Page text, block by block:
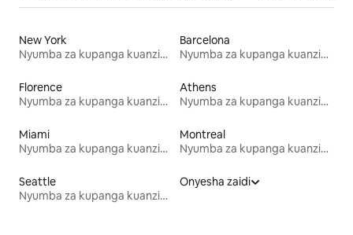
New York
Nyumba za kupanga kuanzia mwezi mmoja
Barcelona
Nyumba za kupanga kuanzia mwezi mmoja
Florence
Nyumba za kupanga kuanzia mwezi mmoja
Athens
Nyumba za kupanga kuanzia mwezi mmoja
Miami
Nyumba za kupanga kuanzia mwezi mmoja
Montreal
Nyumba za kupanga kuanzia mwezi mmoja
Seattle
Nyumba za kupanga kuanzia mwezi mmoja
Onyesha zaidi